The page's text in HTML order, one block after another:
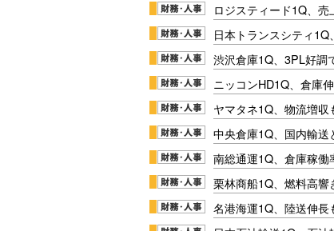
ロジスティード1Q、
日本トランスシティ
渋沢倉庫1Q、3PL好調
ニッコンHD1Q、倉庫
ヤマタネ1Q、物流増
中央倉庫1Q、国内輸送
南総通運1Q、倉庫稼働
栗林商船1Q、燃料高響
名港海運1Q、陸送伸長